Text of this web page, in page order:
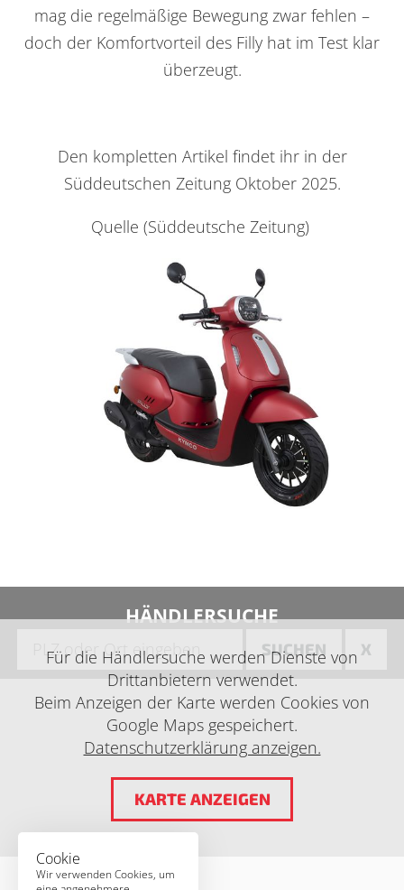
mag die regelmäßige Bewegung zwar fehlen –
doch der Komfortvorteil des Filly hat im Test klar
überzeugt.
Den kompletten Artikel findet ihr in der
Süddeutschen Zeitung Oktober 2025.
Quelle (Süddeutsche Zeitung)
HÄNDLERSUCHE
SUCHEN X
Für die Händlersuche werden Dienste von
Drittanbietern verwendet.
Beim Anzeigen der Karte werden Cookies von
Google Maps gespeichert.
Datenschutzerklärung anzeigen.
KARTE ANZEIGEN
Cookie
Wir verwenden Cookies, um